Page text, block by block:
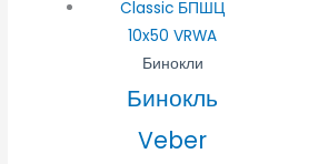
Бинокли
Бинокль
Veber